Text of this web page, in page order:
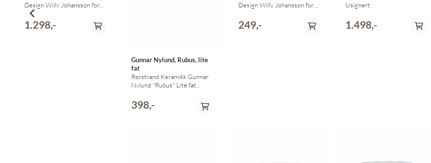
Design Willy Johansson for
Hadeland Glassverk 3 løse
skåler Dette er originale siri-
skåler, og ikke nyprodusert.
1.298,-
Gunnar Nylund, Rubus, lite
fat
Rørstrand Keramikk Gunnar
Nylund "Rubus" Lite fat
398,-
Design Willy Johansson for
Diameter 13 cm Høyde 7 cm
249,-
Usignert
1.498,-